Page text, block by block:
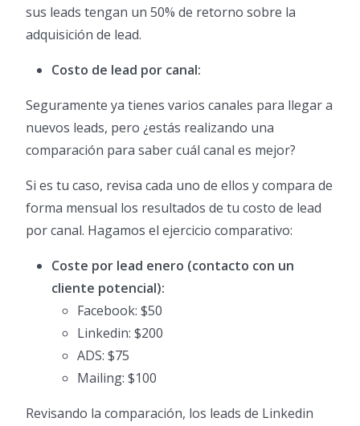
sus leads tengan un 50% de retorno sobre la
adquisición de lead.
Costo de lead por canal:
Seguramente ya tienes varios canales para llegar a
nuevos leads, pero ¿estás realizando una
comparación para saber cuál canal es mejor?
Si es tu caso, revisa cada uno de ellos y compara de
forma mensual los resultados de tu costo de lead
por canal. Hagamos el ejercicio comparativo:
Coste por lead enero (contacto con un
cliente potencial):
Facebook: $50
Linkedin: $200
ADS: $75
Mailing: $100
Revisando la comparación, los leads de Linkedin